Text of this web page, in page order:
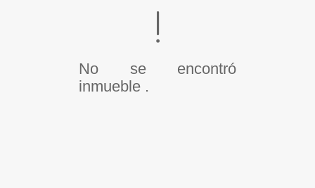
No se encontró
inmueble .